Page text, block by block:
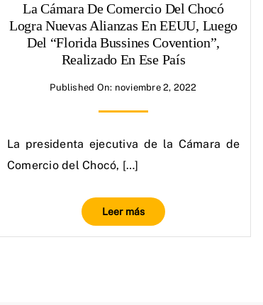
La Cámara De Comercio Del Chocó
Logra Nuevas Alianzas En EEUU, Luego
Del “Florida Bussines Covention”,
Realizado En Ese País
Published On: noviembre 2, 2022
La presidenta ejecutiva de la Cámara de
Comercio del Chocó, […]
Leer más